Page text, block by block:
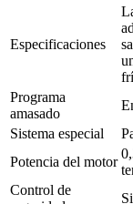
Especificaciones
Programa
amasado
Sistema especial
Potencia del motor
Control de
Si